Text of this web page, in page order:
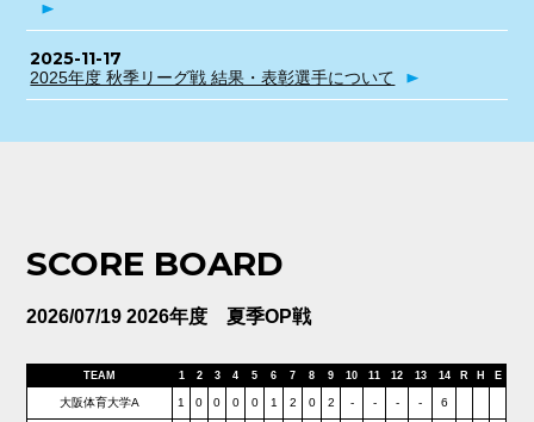
2025-11-17
2025年度 秋季リーグ戦 結果・表彰選手について
SCORE BOARD
2026/07/19 2026年度 夏季OP戦
TEAM 1 2 3 4 5 6 7 8 9 10 11 12 13 14 R H E
大阪体育大学A 1 0 0 0 0 1 2 0 2 - - - - 6